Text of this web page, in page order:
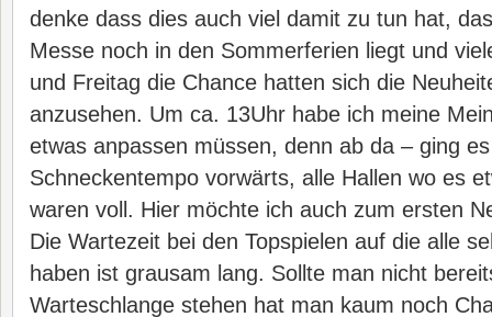
denke dass dies auch viel damit zu tun hat,
Messe noch in den Sommerferien liegt und
und Freitag die Chance hatten sich die
anzusehen. Um ca. 13Uhr habe ich meine
etwas anpassen müssen, denn ab da – ging
Schneckentempo vorwärts, alle Hallen wo es
waren voll. Hier möchte ich auch zum ersten
Die Wartezeit bei den Topspielen auf die alle
haben ist grausam lang. Sollte man nicht
Warteschlange stehen hat man kaum noch